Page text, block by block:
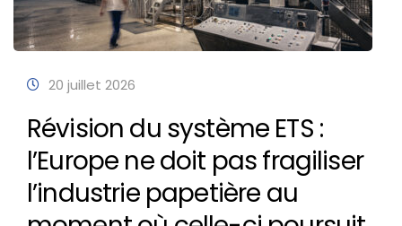
20 juillet 2026
Révision du système ETS :
l’Europe ne doit pas fragiliser
l’industrie papetière au